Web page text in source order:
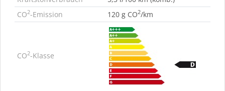
CO2-Emission 120 g CO2/km
CO2-Klasse